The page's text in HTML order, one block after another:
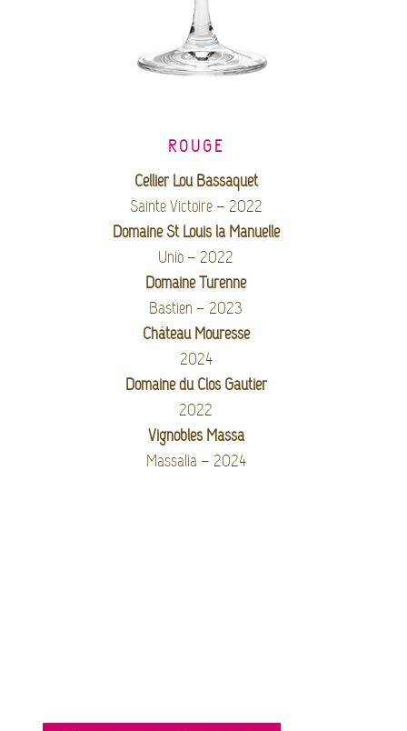
ROUGE
Cellier Lou Bassaquet
Sainte Victoire – 2022
Domaine St Louis la Manuelle
Unio – 2022
Domaine Turenne
Bastien – 2023
Château Mouresse
2024
Domaine du Clos Gautier
2022
Vignobles Massa
Massalia – 2024